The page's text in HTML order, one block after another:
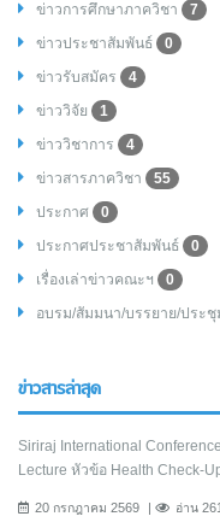
ข่าวการศึกษาภาควิชา
7
ข่าวประชาสัมพันธ์
0
ข่าวรับสมัคร
4
ข่าววิจัย
1
ข่าววิชาการ
4
ข่าวสารภาควิชา
55
ประกาศ
0
ประกาศประชาสัมพันธ์
0
เรื่องเล่าข่าวคณะฯ
0
อบรม/สัมมนา/บรรยาย/ประชุ
ข่าวสารล่าสุด
Siriraj International
Lecture หัวข้อ Health Check-
20 กรกฎาคม 2569 อ่าน